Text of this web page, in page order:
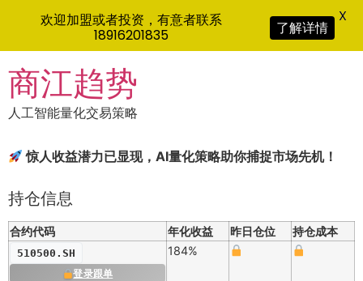
to
content
商江趋势
人工智能量化交易策略
惊人收益潜力已显现，AI量化策略助你捕捉市场先机！
持仓信息
合约代码 年化收益 昨日仓位 持仓成本
510500.SH
登录跟单
184%
欢迎加盟或者投资，有意者联系
18916201835
了解详情
X